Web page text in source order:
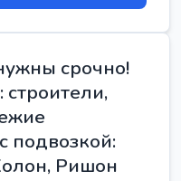
срочно!
подвозкой:
Ришон